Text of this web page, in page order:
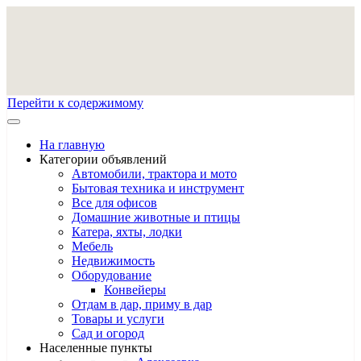
Перейти к содержимому
На главную
Категории объявлений
Автомобили, трактора и мото
Бытовая техника и инструмент
Все для офисов
Домашние животные и птицы
Катера, яхты, лодки
Мебель
Недвижимость
Оборудование
Конвейеры
Отдам в дар, приму в дар
Товары и услуги
Сад и огород
Населенные пункты